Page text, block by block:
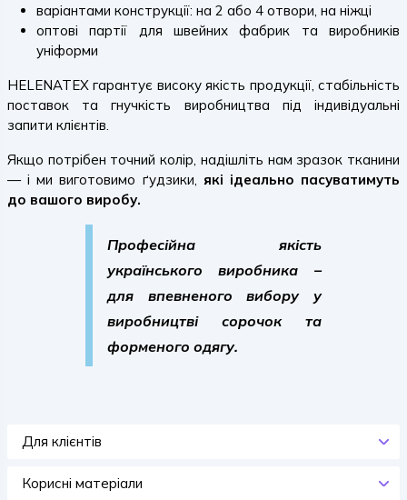
варіантами конструкції: на 2 або 4 отвори, на ніжці
оптові партії для швейних фабрик та виробників
уніформи
HELENATEX гарантує високу якість продукції, стабільність
поставок та гнучкість виробництва під індивідуальні
запити клієнтів.
Якщо потрібен точний колір, надішліть нам зразок тканини
— і ми виготовимо ґудзики, які ідеально пасуватимуть
до вашого виробу.
Професійна якість
українського виробника –
для впевненого вибору у
виробництві сорочок та
форменого одягу.
Для клієнтів
Корисні матеріали